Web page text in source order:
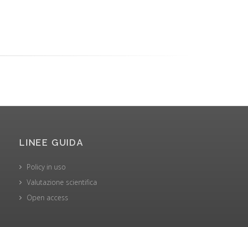
LINEE GUIDA
Policy in uso
Valutazione scientifica
Open access